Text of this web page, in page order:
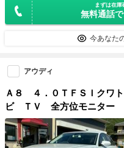
まずは在庫
無料通話
今あなた
アウディ
Ａ８ ４．０ＴＦＳＩク
ビ ＴＶ 全方位モニター
ク パワーシート シート
ュスタート スマートキー